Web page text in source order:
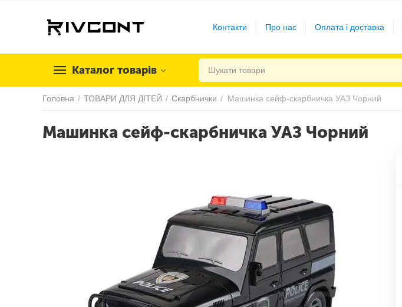
Контакти Про нас Оплата і доставка
Каталог товарів
Головна / ТОВАРИ ДЛЯ ДІТЕЙ / Скарбнички / Машинка сейф-скарбничка УАЗ Чорний
Машинка сейф-скарбничка УАЗ Чорний